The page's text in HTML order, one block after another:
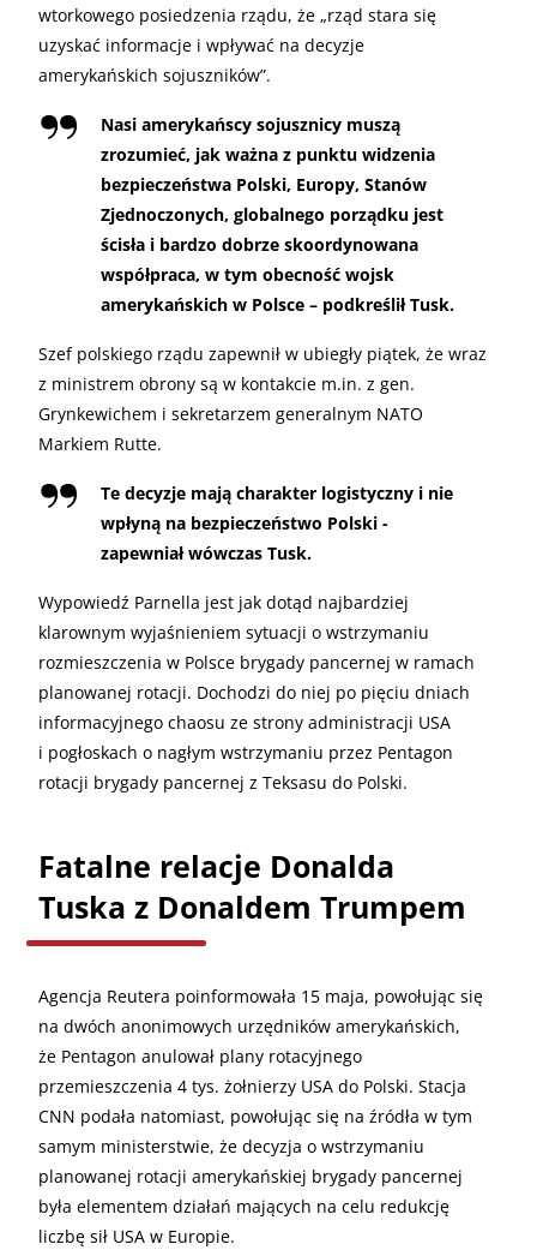
wtorkowego posiedzenia rządu, że „rząd stara się
uzyskać informacje i wpływać na decyzje
amerykańskich sojuszników”.
Nasi amerykańscy sojusznicy muszą
zrozumieć, jak ważna z punktu widzenia
bezpieczeństwa Polski, Europy, Stanów
Zjednoczonych, globalnego porządku jest
ścisła i bardzo dobrze skoordynowana
współpraca, w tym obecność wojsk
amerykańskich w Polsce – podkreślił Tusk.
Szef polskiego rządu zapewnił w ubiegły piątek, że wraz
z ministrem obrony są w kontakcie m.in. z gen.
Grynkewichem i sekretarzem generalnym NATO
Markiem Rutte.
Te decyzje mają charakter logistyczny i nie
wpłyną na bezpieczeństwo Polski -
zapewniał wówczas Tusk.
Wypowiedź Parnella jest jak dotąd najbardziej
klarownym wyjaśnieniem sytuacji o wstrzymaniu
rozmieszczenia w Polsce brygady pancernej w ramach
planowanej rotacji. Dochodzi do niej po pięciu dniach
informacyjnego chaosu ze strony administracji USA
i pogłoskach o nagłym wstrzymaniu przez Pentagon
rotacji brygady pancernej z Teksasu do Polski.
Fatalne relacje Donalda
Tuska z Donaldem Trumpem
Agencja Reutera poinformowała 15 maja, powołując się
na dwóch anonimowych urzędników amerykańskich,
że Pentagon anulował plany rotacyjnego
przemieszczenia 4 tys. żołnierzy USA do Polski. Stacja
CNN podała natomiast, powołując się na źródła w tym
samym ministerstwie, że decyzja o wstrzymaniu
planowanej rotacji amerykańskiej brygady pancernej
była elementem działań mających na celu redukcję
liczbę sił USA w Europie.